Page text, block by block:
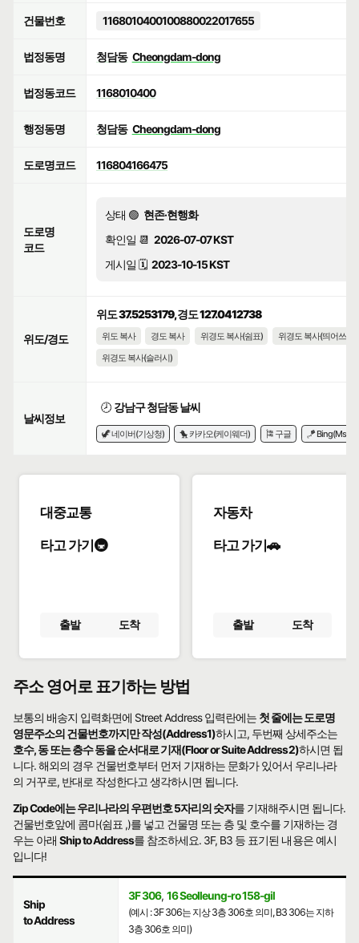
건물번호 1168010400100880022017655
법정동명 청담동 Cheongdam-dong
법정동코드 1168010400
행정동명 청담동 Cheongdam-dong
도로명코드 116804166475
도로명
코드
상태 🟢 현존·현행화
확인일 📆 2026-07-07 KST
게시일 🗓️ 2023-10-15 KST
위도/경도
위도 37.5253179, 경도 127.0412738
위도 복사 경도 복사 위경도 복사(쉼표)
위경도 복사(띄어쓰기)
위경도 복사(슬러시)
날씨정보
🕗 강남구 청담동 날씨
🦖 네이버(기상청) 🐤 카카오(케이웨더) 🎏 구글 🪁 Bing(Msn)
대중교통
타고 가기🚇
출발 도착
자동차
타고 가기🚗
출발 도착
주소 영어로 표기하는 방법
보통의 배송지 입력화면에 Street Address 입력란에는 첫 줄에는 도로명
영문주소의 건물번호까지만 작성(Address1)하시고, 두번째 상세주소는
호수, 동 또는 층수 동을 순서대로 기재(Floor or Suite Address2)하시면 됩
니다. 해외의 경우 건물번호부터 먼저 기재하는 문화가 있어서 우리나라
의 거꾸로, 반대로 작성한다고 생각하시면 됩니다.
Zip Code에는 우리나라의 우편번호 5자리의 숫자를 기재해주시면 됩니다.
건물번호앞에 콤마(쉼표 ,)를 넣고 건물명 또는 층 및 호수를 기재하는 경
우는 아래Ship to Address를 참조하세요. 3F, B3 등 표기된 내용은 예시
입니다!
Ship
to Address
3F 306, 16 Seolleung-ro 158-gil
(예시 : 3F 306는 지상 3층 306호 의미, B3 306는 지하
3층 306호 의미)